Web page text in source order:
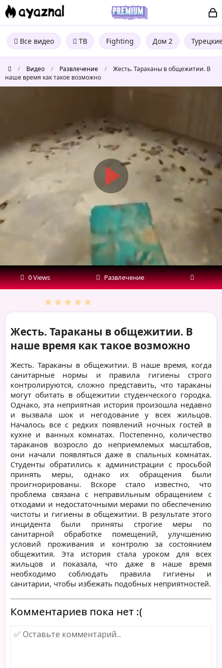
Все видео ТВ Fighting Дом 2
/ Видео / Развлечение /
Жесть. Тараканы в общежитии. В
наше время как такое возможно
общежитии.
наше
время
как
0 Views Развлечение
Жесть. Тараканы в общежитии. В
наше время как такое возможно
Жесть. Тараканы в общежитии. В наше время, когда
санитарные нормы и правила гигиены строго
контролируются, сложно представить, что тараканы
могут обитать в общежитии студенческого городка.
Однако, эта неприятная история произошла недавно
и вызвала шок и негодование у всех жильцов.
Началось все с редких появлений ночных гостей в
кухне и ванных комнатах. Постепенно, количество
тараканов возросло до неприемлемых масштабов,
они начали появляться даже в спальных комнатах.
Студенты обратились к администрации с просьбой
принять меры, однако их обращения были
проигнорированы. Вскоре стало известно, что
проблема связана с неправильным обращением с
отходами и недостаточными мерами по обеспечению
чистоты и гигиены в общежитии. В результате этого
инцидента были приняты строгие меры по
санитарной обработке помещений, улучшению
условий проживания и контролю за состоянием
общежития. Эта история стала уроком для всех
жильцов и показала, что даже в наше время
необходимо соблюдать правила гигиены и
санитарии, чтобы избежать подобных неприятностей.
Комментариев пока нет :(